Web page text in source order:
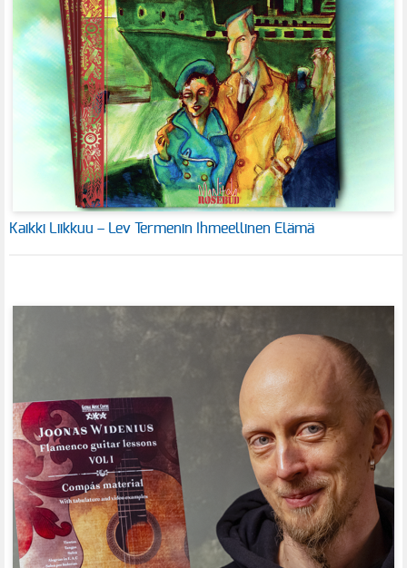
Kaikki Liikkuu – Lev Termenin Ihmeellinen Elämä